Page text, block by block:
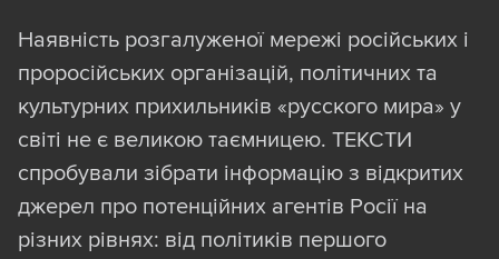
Наявність розгалуженої мережі російських і
проросійських організацій, політичних та
культурних прихильників «русского мира» у
світі не є великою таємницею. ТЕКСТИ
спробували зібрати інформацію з відкритих
джерел про потенційних агентів Росії на
різних рівнях: від політиків першого